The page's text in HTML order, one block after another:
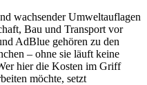
wachsender Umweltauflagen
Bau und Transport vor
AdBlue gehören zu den
– ohne sie läuft keine
hier die Kosten im Griff
möchte, setzt